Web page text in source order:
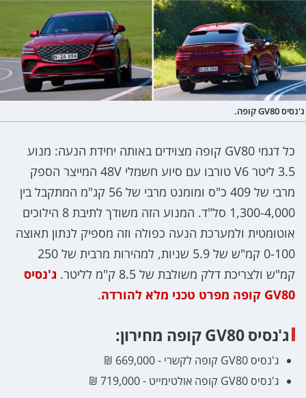
ג'נסיס GV80 קופה.
כל דגמי GV80 קופה מצוידים באותה יחידת הנעה: מנוע
3.5 ליטר V6 טורבו עם סיוע חשמלי 48V המייצר הספק
מרבי של 409 כ"ס ומומנט מרבי של 56 קג"מ המתקבל בין
1,300-4,000 סל"ד. המנוע הזה משודך לתיבת 8 הילוכים
אוטומטית ולמערכת הנעה כפולה וזה מספיק לנתון תאוצה
0-100 קמ"ש של 5.9 שניות, למהירות מרבית של 250
קמ"ש ולצריכת דלק משולבת של 8.5 ק"מ לליטר.
ג'נסיס
GV80 קופה מפרט טכני מלא להורדה
.
ג'נסיס GV80 קופה מחירון:
ג'נסיס GV80 קופה לקשרי - 669,000 ₪
ג'נסיס GV80 קופה אולטימייט - 719,000 ₪